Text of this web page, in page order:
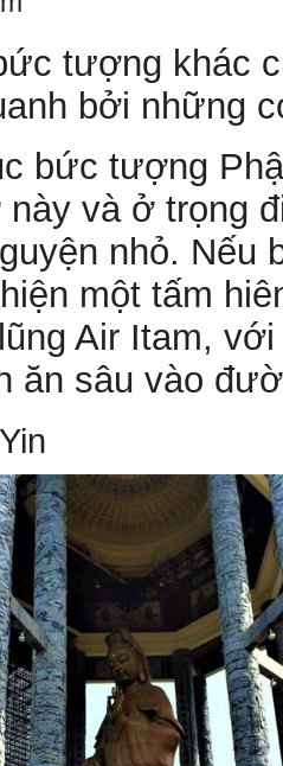
tượng khác
bởi những
bức tượng
này và ở trọng
nhỏ. Nếu
một tấm
Air Itam,
ăn sâu vào